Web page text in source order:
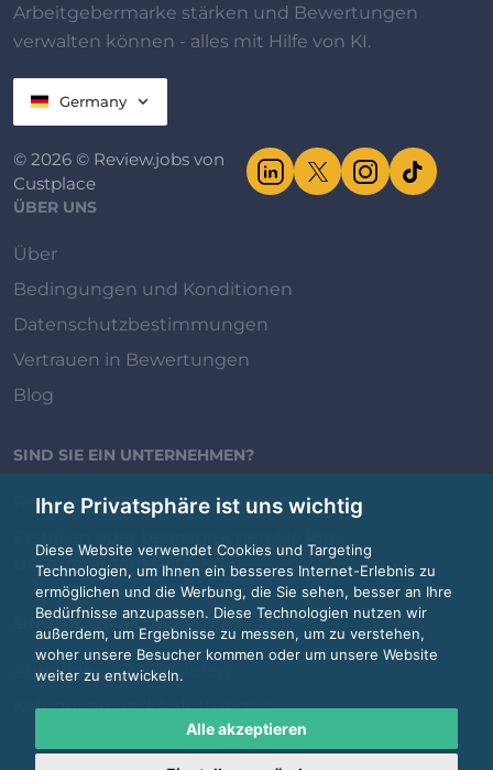
Ihre Privatsphäre ist uns wichtig
Diese Website verwendet Cookies und Targeting
Technologien, um Ihnen ein besseres Internet-Erlebnis zu
ermöglichen und die Werbung, die Sie sehen, besser an Ihre
Bedürfnisse anzupassen. Diese Technologien nutzen wir
außerdem, um Ergebnisse zu messen, um zu verstehen,
woher unsere Besucher kommen oder um unsere Website
weiter zu entwickeln.
Alle akzeptieren
Arbeitgebermarke stärken und Bewertungen
verwalten können - alles mit Hilfe von KI.
Germany
© 2026 © Review.jobs von
Custplace
ÜBER UNS
Über
Bedingungen und Konditionen
Datenschutzbestimmungen
Vertrauen in Bewertungen
Blog
SIND SIE EIN UNTERNEHMEN?
Review.jobs für Unternehmen
Unternehmensseite
SIND SIE EIN MITARBEITER?
Anmelden / Registrieren
Kategorien und Auflistungen